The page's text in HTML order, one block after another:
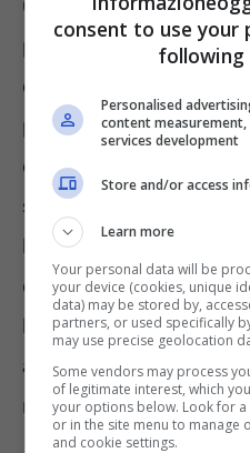
Con la prima il
proprio patrimonio
coniuge e di altri
possono interferire. In
essere inclusi nel
senza legami di
beneficenza.
disponibile non deve
legittima. Se ciò
avrebbero il diritto di
restituzione.
consent to use
following
Personalised
content measurement,
services development
Store and/or access
Learn more
Your personal data will be
your device (cookies, unique
data) may be stored by,
partners, or used specifically
may use precise geolocation
Some vendors may process
of legitimate interest, which
your options below. Look for
or in the site menu to manage
and cookie settings.